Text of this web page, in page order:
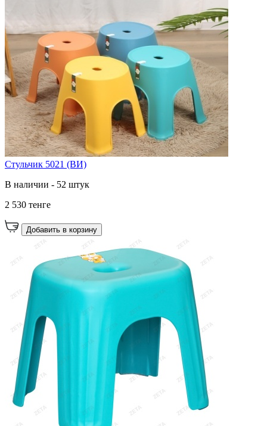
Стульчик 5021 (ВИ)
В наличии - 52 штук
2 530 тенге
Добавить в корзину